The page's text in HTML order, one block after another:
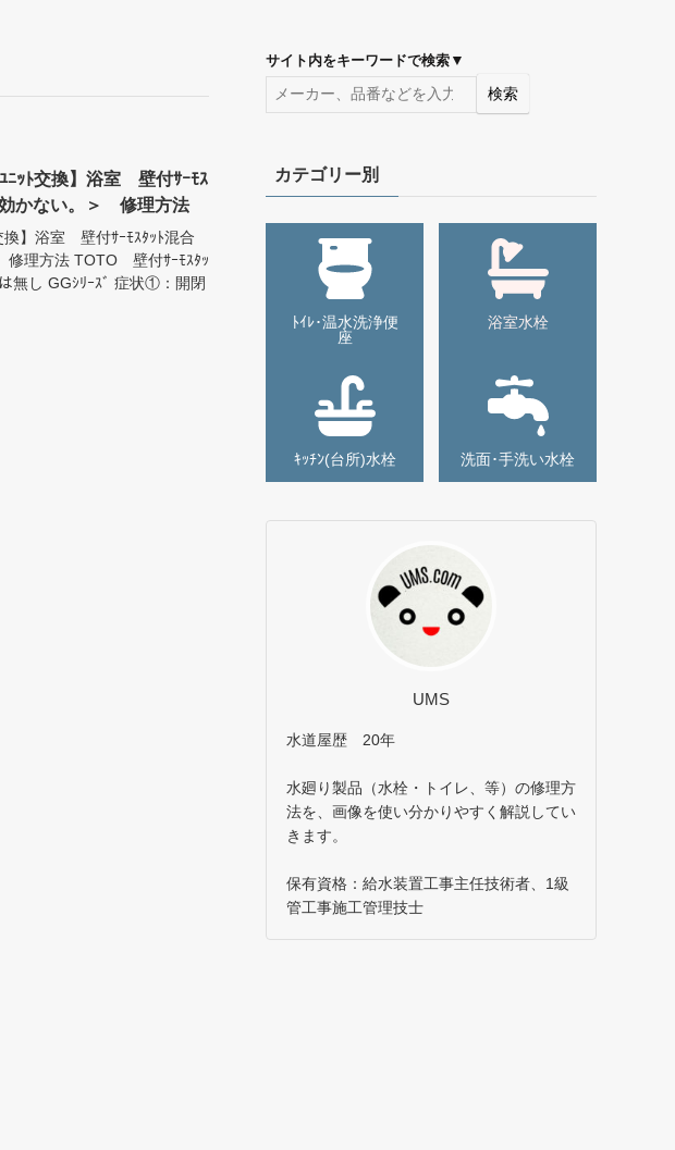
ﾆｯﾄ交換】浴室 壁付ｻｰﾓｽ
かない。＞ 修理方法
】浴室 壁付ｻｰﾓｽﾀｯﾄ混合
修理方法 TOTO 壁付ｻｰﾓｽﾀｯ
し GGｼﾘｰｽﾞ 症状①：開閉
サイト内をキーワードで検索 ▼
検索
カテゴリー別
ﾄｲﾚ･温水洗浄便
座
浴室水栓
ｷｯﾁﾝ(台所)水栓 洗面･手洗い水栓
UMS
水道屋歴 20年
水廻り製品（水栓・トイレ、等）の修理方
法を、画像を使い分かりやすく解説してい
きます。
保有資格：給水装置工事主任技術者、1級
管工事施工管理技士